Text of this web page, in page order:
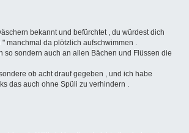
bekannt und befürchtet , du würdest dich
manchmal da plötzlich aufschwimmen .
so sondern auch an allen Bächen und Flüssen die
ob acht drauf gegeben , und ich habe
das auch ohne Spüli zu verhindern .